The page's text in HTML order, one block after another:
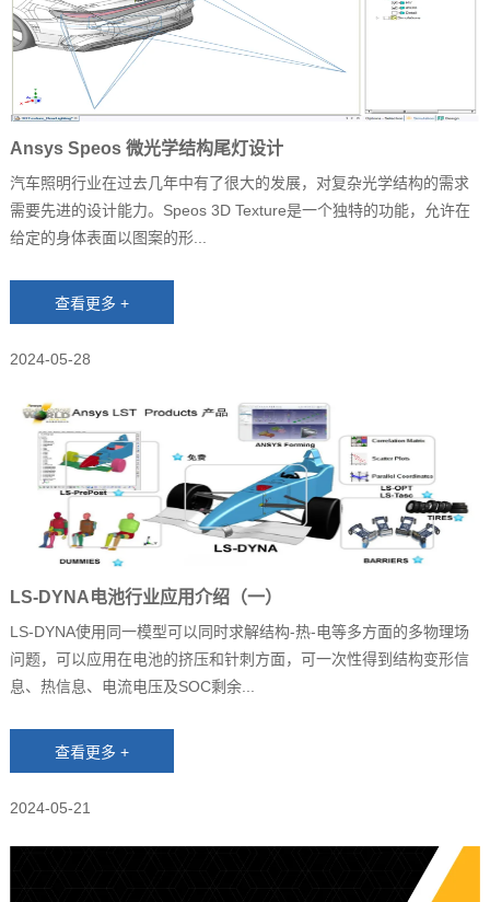
Ansys Speos 微光学结构尾灯设计
汽车照明行业在过去几年中有了很大的发展，对复杂光学结构的需求
需要先进的设计能力。Speos 3D Texture是一个独特的功能，允许在
给定的身体表面以图案的形...
2024-05-28
LS-DYNA电池行业应用介绍（一）
LS-DYNA使用同一模型可以同时求解结构-热-电等多方面的多物理场
问题，可以应用在电池的挤压和针刺方面，可一次性得到结构变形信
息、热信息、电流电压及SOC剩余...
2024-05-21